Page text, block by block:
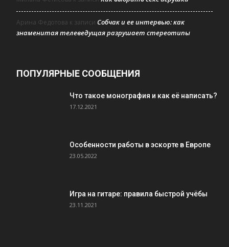
Арина Федотова к записи Собчак и ее интервью: как
знаменитая телеведущая разрушает стереотипы
ПОПУЛЯРНЫЕ СООБЩЕНИЯ
Что такое монография и как её написать?
17.12.2021
Особенности работы в эскорте в Европе
23.05.2022
Игра на гитаре: правила быстрой учёбы
23.11.2021